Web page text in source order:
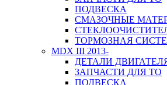
ПОДВЕСКА
СМАЗОЧНЫЕ
ТОРМОЗНАЯ
MDX III 2013-
ДЕТАЛИ
ЗАПЧАСТИ ДЛЯ ТО
ПОДВЕСКА